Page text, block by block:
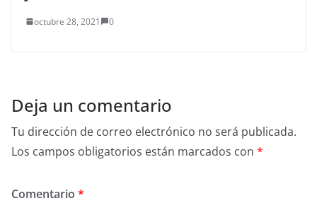
octubre 28, 2021 0
Deja un comentario
Tu dirección de correo electrónico no será publicada.
Los campos obligatorios están marcados con *
Comentario *